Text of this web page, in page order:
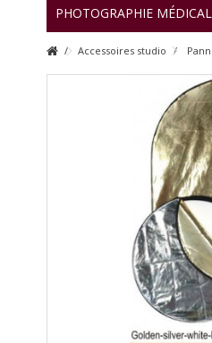
PHOTOGRAPHIE
Accessoires studio